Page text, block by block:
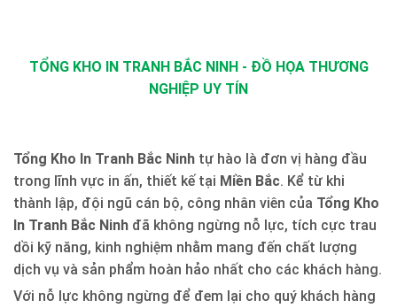
TỔNG KHO IN TRANH BẮC NINH - ĐỒ HỌA THƯƠNG
NGHIỆP UY TÍN
Tổng Kho In Tranh Bắc Ninh tự hào là đơn vị hàng đầu
trong lĩnh vực in ấn, thiết kế tại Miền Bắc. Kể từ khi
thành lập, đội ngũ cán bộ, công nhân viên của Tổng Kho
In Tranh Bắc Ninh đã không ngừng nỗ lực, tích cực trau
dồi kỹ năng, kinh nghiệm nhằm mang đến chất lượng
dịch vụ và sản phẩm hoàn hảo nhất cho các khách hàng.
Với nỗ lực không ngừng để đem lại cho quý khách hàng